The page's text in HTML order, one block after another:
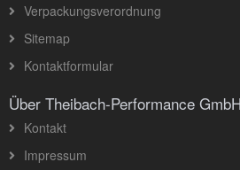
Verpackungsverordnung
Sitemap
Kontaktformular
Über Theibach-Performance GmbH
Kontakt
Impressum